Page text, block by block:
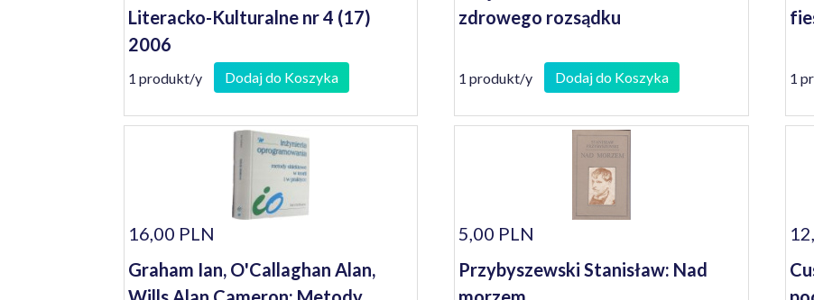
Literacko-Kulturalne nr 4 (17)
2006
1 produkt/y Dodaj do Koszyka
zdrowego rozsądku
1 produkt/y Dodaj do Koszyka 1
16,00 PLN
Graham Ian, O'Callaghan Alan,
5,00 PLN
Przybyszewski Stanisław: Nad